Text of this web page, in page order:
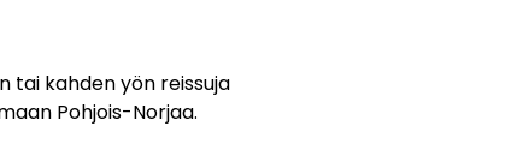
tai kahden yön reissuja
Pohjois-Norjaa.